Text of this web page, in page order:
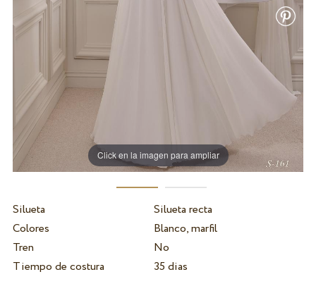
Click en la imagen para ampliar
Silueta
Silueta recta
Colores
Blanco, marfil
Tren
No
Tiempo de costura
35 dias